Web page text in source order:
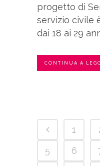
progetto di
servizio civile
dai 18 ai 29
CONTINUA A
1
5
6